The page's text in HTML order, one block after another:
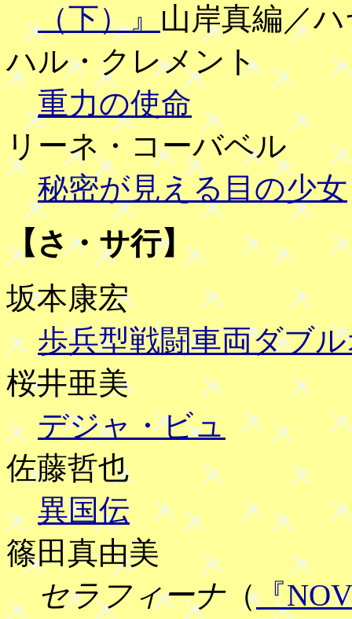
（下）』 山岸真編／
ハル・クレメント
重力の使命
リーネ・コーバベル
秘密が見える目の少女
【さ・サ行】
坂本康宏
歩兵型戦闘車両ダブ
桜井亜美
デジャ・ビュ
佐藤哲也
異国伝
篠田真由美
セラフィーナ（『